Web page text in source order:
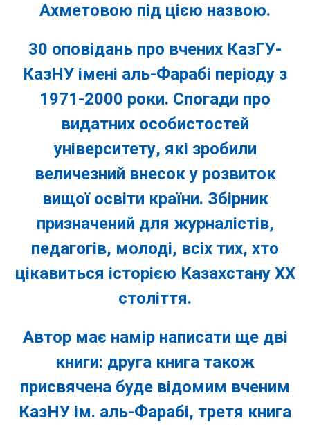
Ахметовою під цією назвою.
30 оповідань про вчених КазГУ-
КазНУ імені аль-Фарабі періоду з
1971-2000 роки. Спогади про
видатних особистостей
університету, які зробили
величезний внесок у розвиток
вищої освіти країни. Збірник
призначений для журналістів,
педагогів, молоді, всіх тих, хто
цікавиться історією Казахстану ХХ
століття.
Автор має намір написати ще дві
книги: друга книга також
присвячена буде відомим вченим
КазНУ ім. аль-Фарабі, третя книга